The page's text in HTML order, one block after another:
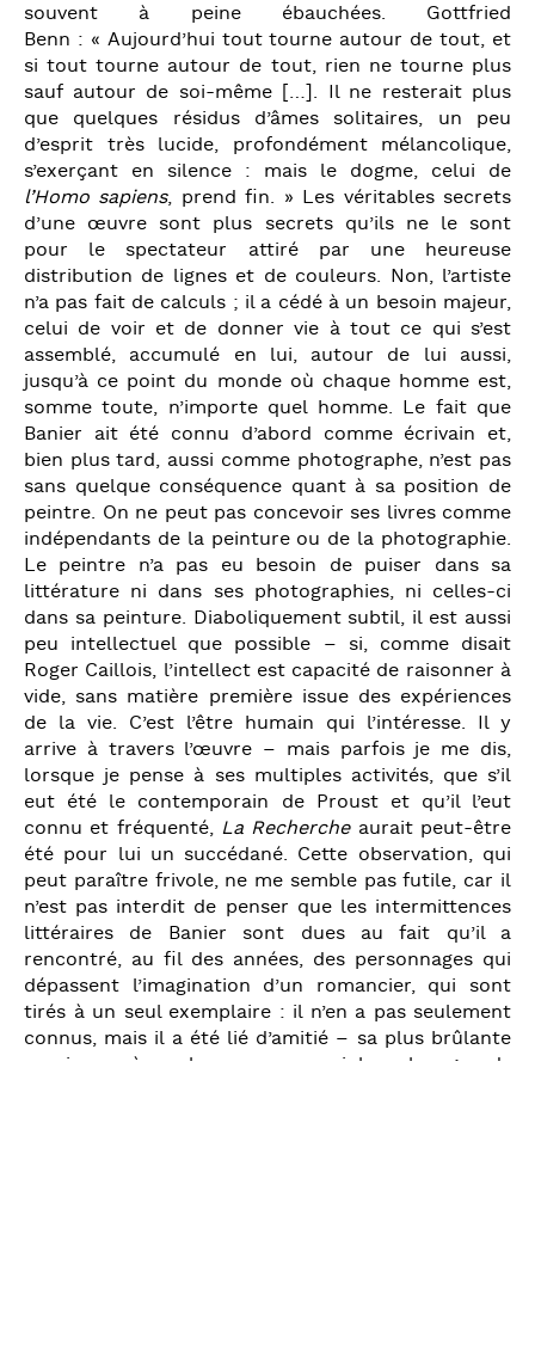
souvent à peine ébauchées. Gottfried
Benn : « Aujourd’hui tout tourne autour de tout, et
si tout tourne autour de tout, rien ne tourne plus
sauf autour de soi-même […]. Il ne resterait plus
que quelques résidus d’âmes solitaires, un peu
d’esprit très lucide, profondément mélancolique,
s’exerçant en silence : mais le dogme, celui de
l’Homo sapiens, prend fin. » Les véritables secrets
d’une œuvre sont plus secrets qu’ils ne le sont
pour le spectateur attiré par une heureuse
distribution de lignes et de couleurs. Non, l’artiste
n’a pas fait de calculs ; il a cédé à un besoin majeur,
celui de voir et de donner vie à tout ce qui s’est
assemblé, accumulé en lui, autour de lui aussi,
jusqu’à ce point du monde où chaque homme est,
somme toute, n’importe quel homme. Le fait que
Banier ait été connu d’abord comme écrivain et,
bien plus tard, aussi comme photographe, n’est pas
sans quelque conséquence quant à sa position de
peintre. On ne peut pas concevoir ses livres comme
indépendants de la peinture ou de la photographie.
Le peintre n’a pas eu besoin de puiser dans sa
littérature ni dans ses photographies, ni celles-ci
dans sa peinture. Diaboliquement subtil, il est aussi
peu intellectuel que possible – si, comme disait
Roger Caillois, l’intellect est capacité de raisonner à
vide, sans matière première issue des expériences
de la vie. C’est l’être humain qui l’intéresse. Il y
arrive à travers l’œuvre – mais parfois je me dis,
lorsque je pense à ses multiples activités, que s’il
eut été le contemporain de Proust et qu’il l’eut
connu et fréquenté, La Rechercheaurait peut-être
été pour lui un succédané. Cette observation, qui
peut paraître frivole, ne me semble pas futile, car il
n’est pas interdit de penser que les intermittences
littéraires de Banier sont dues au fait qu’il a
rencontré, au fil des années, des personnages qui
dépassent l’imagination d’un romancier, qui sont
tirés à un seul exemplaire : il n’en a pas seulement
connus, mais il a été lié d’amitié – sa plus brûlante
passion – à quelques-uns parmi les plus grands